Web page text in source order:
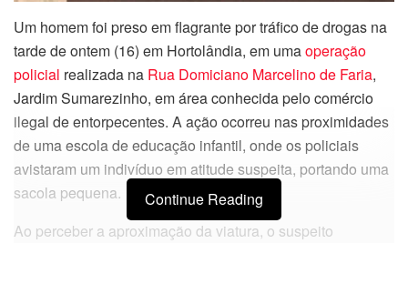
Um homem foi preso em flagrante por tráfico de drogas na
tarde de ontem (16) em Hortolândia, em umaoperação
policial realizada na Rua Domiciano Marcelino de Faria,
Jardim Sumarezinho, em área conhecida pelo comércio
ilegal de entorpecentes. A ação ocorreu nas proximidades
de uma escola de educação infantil, onde os policiais
avistaram um indivíduo em atitude suspeita, portando uma
sacola pequena.
Ao perceber a aproximação da viatura, o suspeito
Continue Reading